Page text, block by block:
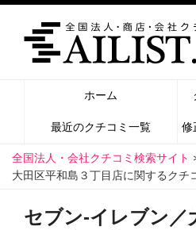
ホーム
最近のクチコミ一覧 修
全国法人・会社クチコミ検索サイト
大田区平和島３丁目店に関するクチ
セブン‐イレブン／